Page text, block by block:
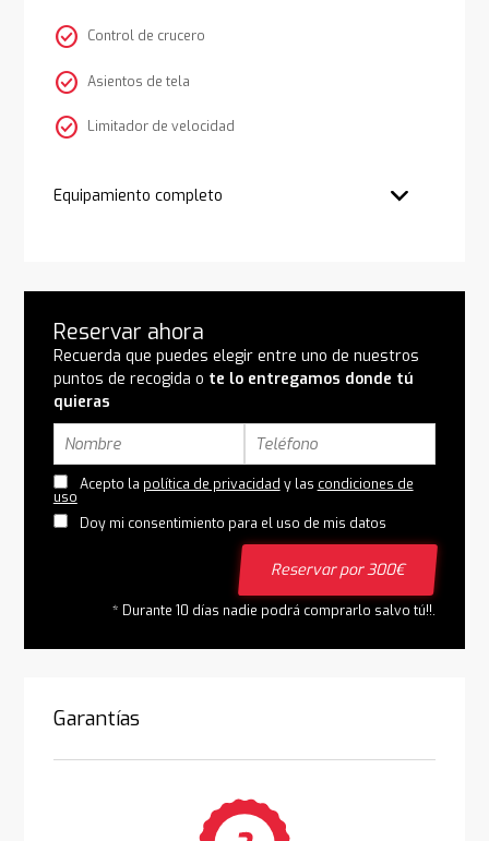
check_circle Control de crucero
check_circle Asientos de tela
check_circle Limitador de velocidad
Equipamiento completo
Reservar ahora
Recuerda que puedes elegir entre uno de nuestros
puntos de recogida o te lo entregamos donde tú
quieras
Acepto la política de privacidad y las condiciones de
uso
Doy mi consentimiento para el uso de mis datos
Reservar por 300€
* Durante 10 días nadie podrá comprarlo salvo tú!!.
Garantías